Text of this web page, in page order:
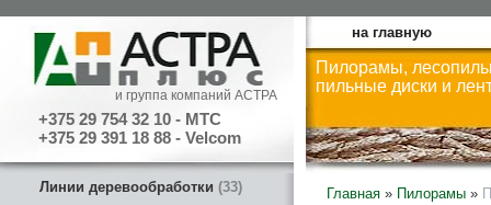
и группа компаний АСТРА
+375 29 754 32 10 - МТС
+375 29 391 18 88 - Velcom
на главную
Пилорамы,
пильные диски и
Линии деревообработки 33
Главная » Пилорамы »